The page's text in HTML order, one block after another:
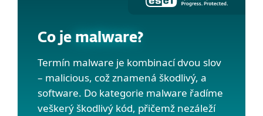
Co je malware?
Termín malware je kombinací dvou slov
– malicious, což znamená škodlivý, a
software. Do kategorie malware řadíme
veškerý škodlivý kód, přičemž nezáleží